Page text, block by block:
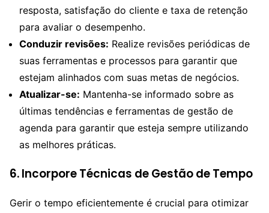
resposta, satisfação do cliente e taxa de retenção
para avaliar o desempenho.
Conduzir revisões: Realize revisões periódicas de
suas ferramentas e processos para garantir que
estejam alinhados com suas metas de negócios.
Atualizar-se: Mantenha-se informado sobre as
últimas tendências e ferramentas de gestão de
agenda para garantir que esteja sempre utilizando
as melhores práticas.
6.Incorpore Técnicas de Gestão de Tempo
Gerir o tempo eficientemente é crucial para otimizar